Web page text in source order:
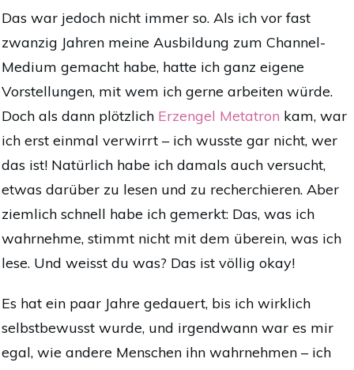
Das war jedoch nicht immer so. Als ich vor fast
zwanzig Jahren meine Ausbildung zum Channel-
Medium gemacht habe, hatte ich ganz eigene
Vorstellungen, mit wem ich gerne arbeiten würde.
Doch als dann plötzlich Erzengel Metatron kam, war
ich erst einmal verwirrt – ich wusste gar nicht, wer
das ist! Natürlich habe ich damals auch versucht,
etwas darüber zu lesen und zu recherchieren. Aber
ziemlich schnell habe ich gemerkt: Das, was ich
wahrnehme, stimmt nicht mit dem überein, was ich
lese. Und weisst du was? Das ist völlig okay!
Es hat ein paar Jahre gedauert, bis ich wirklich
selbstbewusst wurde, und irgendwann war es mir
egal, wie andere Menschen ihn wahrnehmen – ich